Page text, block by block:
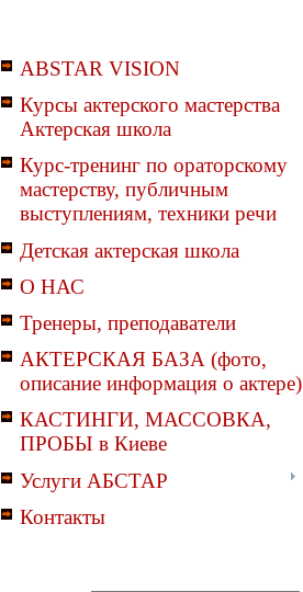
ABSTAR VISION
Курсы актерского мастерства
Актерская школа
Курс-тренинг по ораторскому
мастерству, публичным
выступлениям, техники речи
Детская актерская школа
О НАС
Тренеры, преподаватели
АКТЕРСКАЯ БАЗА (фото,
описание информация о актере)
КАСТИНГИ, МАССОВКА,
ПРОБЫ в Киеве
Услуги АБСТАР
Контакты